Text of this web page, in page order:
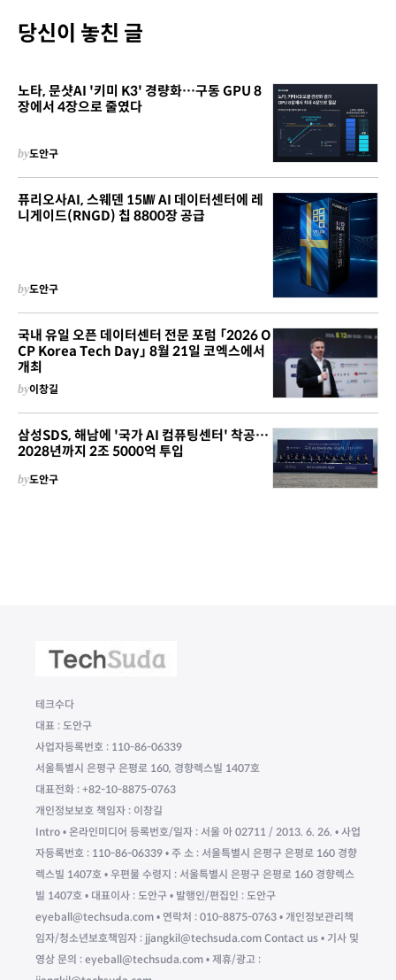
당신이 놓친 글
노타, 문샷AI '키미 K3' 경량화…구동 GPU 8
장에서 4장으로 줄였다
by도안구
퓨리오사AI, 스웨덴 15㎿ AI 데이터센터에 레
니게이드(RNGD) 칩 8800장 공급
by도안구
국내 유일 오픈 데이터센터 전문 포럼 「2026 O
CP Korea Tech Day」 8월 21일 코엑스에서
개최
by이창길
삼성SDS, 해남에 '국가 AI 컴퓨팅센터' 착공…
2028년까지 2조 5000억 투입
by도안구
테크수다
대표 : 도안구
사업자등록번호 : 110-86-06339
서울특별시 은평구 은평로 160, 경향렉스빌 1407호
대표전화 : +82-10-8875-0763
개인정보보호 책임자 : 이창길
Intro • 온라인미디어 등록번호/일자 : 서울 아 02711 / 2013. 6. 26. • 사업
자등록번호 : 110-86-06339 • 주 소 : 서울특별시 은평구 은평로 160 경향
렉스빌 1407호 • 우편물 수령지 : 서울특별시 은평구 은평로 160 경향렉스
빌 1407호 • 대표이사 : 도안구 • 발행인/편집인 : 도안구
eyeball@techsuda.com • 연락처 : 010-8875-0763 • 개인정보관리책
임자/청소년보호책임자 : jjangkil@techsuda.com Contact us • 기사 및
영상 문의 : eyeball@techsuda.com • 제휴/광고 :